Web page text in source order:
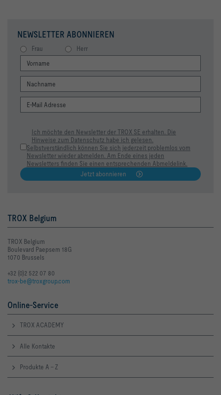
NEWSLETTER ABONNIEREN
Frau Herr
Ich möchte den Newsletter der TROX SE erhalten. Die
Hinweise zum Datenschutz habe ich gelesen.
Selbstverständlich können Sie sich jederzeit problemlos vom
Newsletter wieder abmelden. Am Ende eines jeden
Newsletters finden Sie einen entsprechenden Abmeldelink.
Jetzt abonnieren
TROX Belgium
TROX Belgium
Boulevard Paepsem 18G
1070 Brussels
+32 (0)2 522 07 80
trox-be@troxgroup.com
Online-Service
TROX ACADEMY
Alle Kontakte
Produkte A - Z